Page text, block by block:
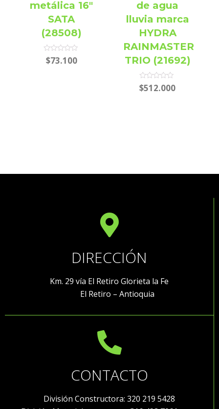
metálica 16″
SATA
(28508)
Rated
0$73.100
de agua
lluvia marca
HYDRA
RAINMASTER
TRIO (21692)
Rated
0
$512.000
DIRECCIÓN
Km. 29 vía El Retiro Glorieta la Fe
El Retiro – Antioquia
CONTACTO
División Constructora: 320 219 5428